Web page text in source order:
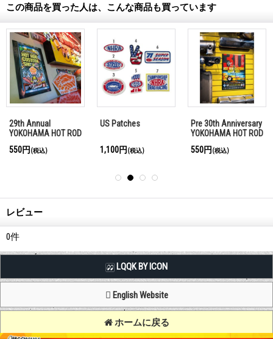
この商品を買った人は、こんな商品も買っています
29th Annual
YOKOHAMA HOT ROD
ポスター
550円 (税込)
US Patches
1,100円 (税込)
Pre 30th Anniversary
YOKOHAMA HOT ROD
Final ポスター
550円 (税込)
レビュー
0件
LQQK BY ICON
English Website
ホームに戻る